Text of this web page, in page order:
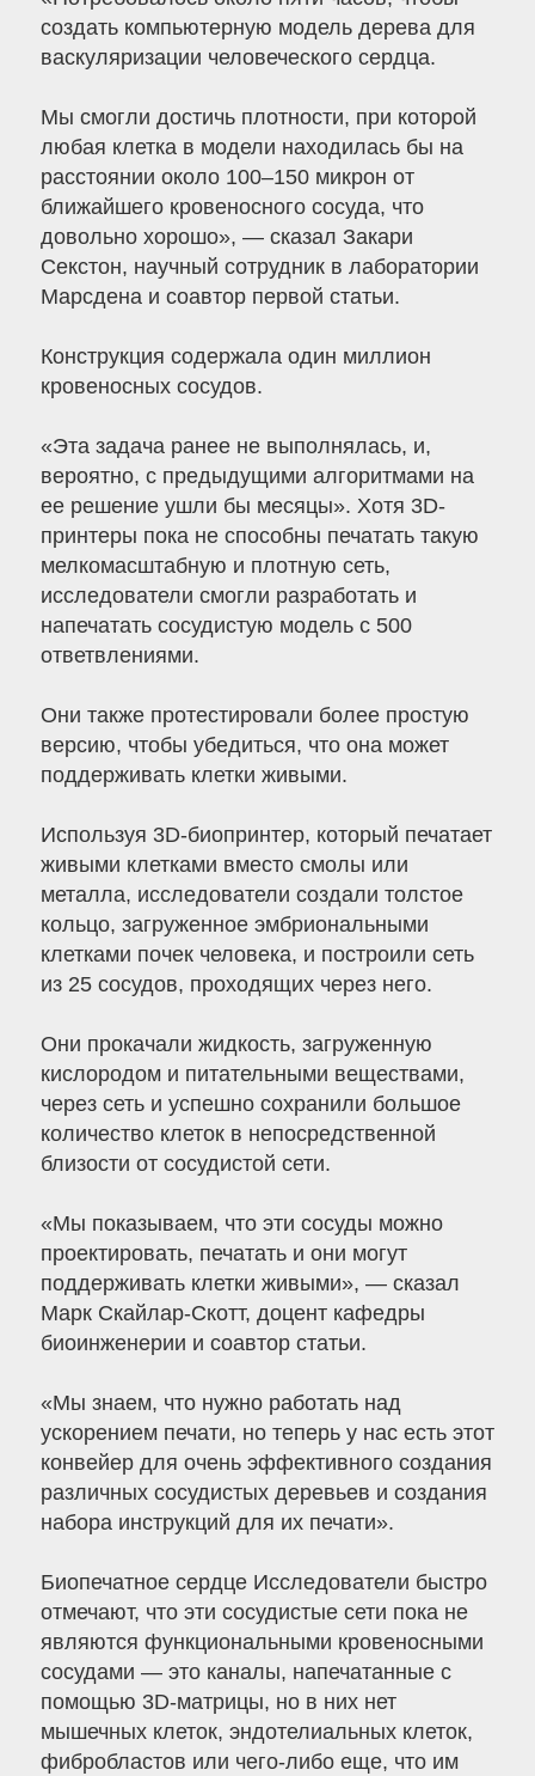
создать компьютерную модель дерева для
васкуляризации человеческого сердца.
Мы смогли достичь плотности, при которой
любая клетка в модели находилась бы на
расстоянии около 100–150 микрон от
ближайшего кровеносного сосуда, что
довольно хорошо», — сказал Закари
Секстон, научный сотрудник в лаборатории
Марсдена и соавтор первой статьи.
Конструкция содержала один миллион
кровеносных сосудов.
«Эта задача ранее не выполнялась, и,
вероятно, с предыдущими алгоритмами на
ее решение ушли бы месяцы». Хотя 3D-
принтеры пока не способны печатать такую ​​
мелкомасштабную и плотную сеть,
исследователи смогли разработать и
напечатать сосудистую модель с 500
ответвлениями.
Они также протестировали более простую
версию, чтобы убедиться, что она может
поддерживать клетки живыми.
Используя 3D-биопринтер, который печатает
живыми клетками вместо смолы или
металла, исследователи создали толстое
кольцо, загруженное эмбриональными
клетками почек человека, и построили сеть
из 25 сосудов, проходящих через него.
Они прокачали жидкость, загруженную
кислородом и питательными веществами,
через сеть и успешно сохранили большое
количество клеток в непосредственной
близости от сосудистой сети.
«Мы показываем, что эти сосуды можно
проектировать, печатать и они могут
поддерживать клетки живыми», — сказал
Марк Скайлар-Скотт, доцент кафедры
биоинженерии и соавтор статьи.
«Мы знаем, что нужно работать над
ускорением печати, но теперь у нас есть этот
конвейер для очень эффективного создания
различных сосудистых деревьев и создания
набора инструкций для их печати».
Биопечатное сердце Исследователи быстро
отмечают, что эти сосудистые сети пока не
являются функциональными кровеносными
сосудами — это каналы, напечатанные с
помощью 3D-матрицы, но в них нет
мышечных клеток, эндотелиальных клеток,
фибробластов или чего-либо еще, что им